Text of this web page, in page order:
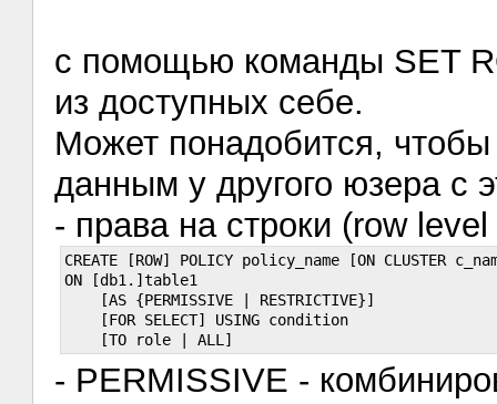
с помощью команды SET
из доступных себе.
Может понадобится, чтобы
данным у другого юзера с
- права на строки (row
CREATE [ROW] POLICY policy_name [ON CLUSTER
ON [db1.]table1
    [AS {PERMISSIVE | RESTRICTIVE}]
    [FOR SELECT] USING condition
- PERMISSIVE -